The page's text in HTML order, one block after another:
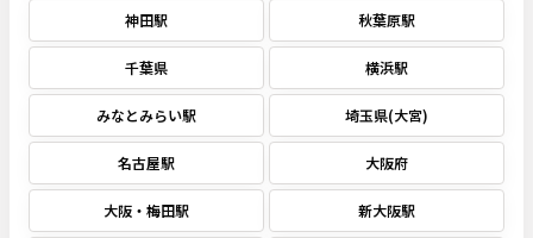
神田駅 秋葉原駅
千葉県 横浜駅
みなとみらい駅 埼玉県(大宮)
名古屋駅 大阪府
大阪・梅田駅 新大阪駅